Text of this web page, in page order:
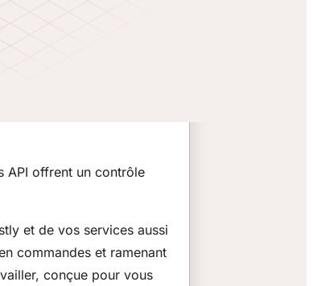
API offrent un contrôle
et de vos services aussi
commandes et ramenant
conçue pour vous